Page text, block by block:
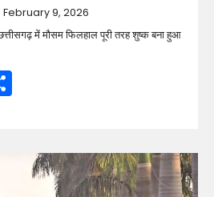
February 9, 2026
में मौसम फिलहाल पूरी तरह शुष्क बना हुआ